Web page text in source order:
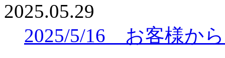
2025.05.29
2025/5/16 お客様か